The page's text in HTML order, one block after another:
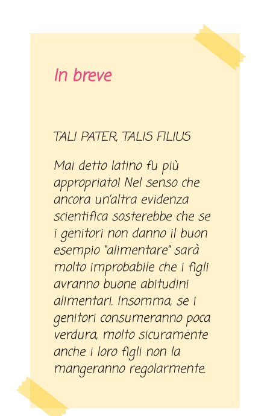
In breve
TALI PATER, TALIS FILIUS
Mai detto latino fu più
appropriato! Nel senso che
ancora un’altra evidenza
scientifica sosterebbe che se
i genitori non danno il buon
esempio “alimentare” sarà
molto improbabile che i figli
avranno buone abitudini
alimentari. Insomma, se i
genitori consumeranno poca
verdura, molto sicuramente
anche i loro figli non la
mangeranno regolarmente.